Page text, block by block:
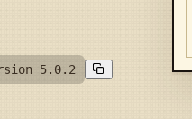
5.0.2